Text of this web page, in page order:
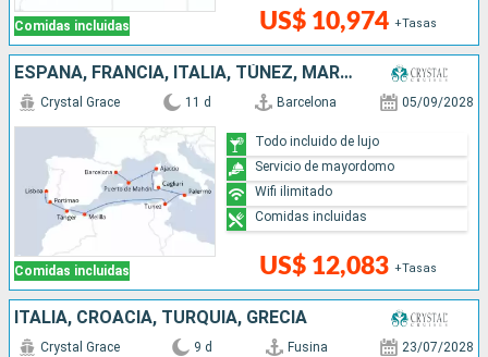
Comidas incluidas US$ 10,974 +Tasas
ESPAÑA, FRANCIA, ITALIA, TÚNEZ, MARRUECOS, PORTUGAL
Comidas incluidas
Crystal Grace 11 d Barcelona 05/09/2028
US$ 12,083 +Tasas
Todo incluido de lujo
Servicio de mayordomo
Wifi ilimitado
Comidas incluidas
ITALIA, CROACIA, TURQUÍA, GRECIA
Crystal Grace 9 d Fusina 23/07/2028